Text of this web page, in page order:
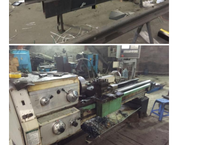
PEÇA
UMAS
CITAÇÕES
MAPA
DO
SITE